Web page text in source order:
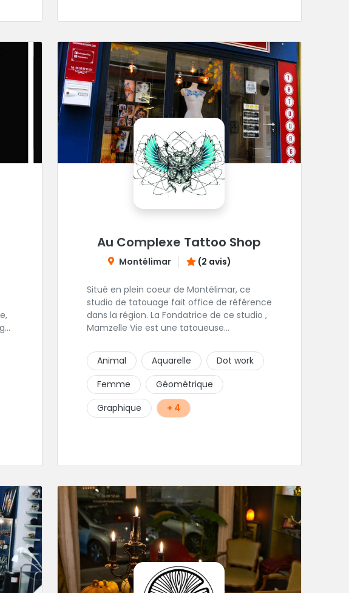
Au Complexe Tattoo Shop
Montélimar (2 avis)
Situé en plein coeur de Montélimar, ce
studio de tatouage fait office de référence
dans la région. La Fondatrice de ce studio ,
Mamzelle Vie est une tatoueuse
yeux fermés ! Une excellente adresse !
Animal Aquarelle
Dot work
Femme
Géométrique
Graphique
+ 4